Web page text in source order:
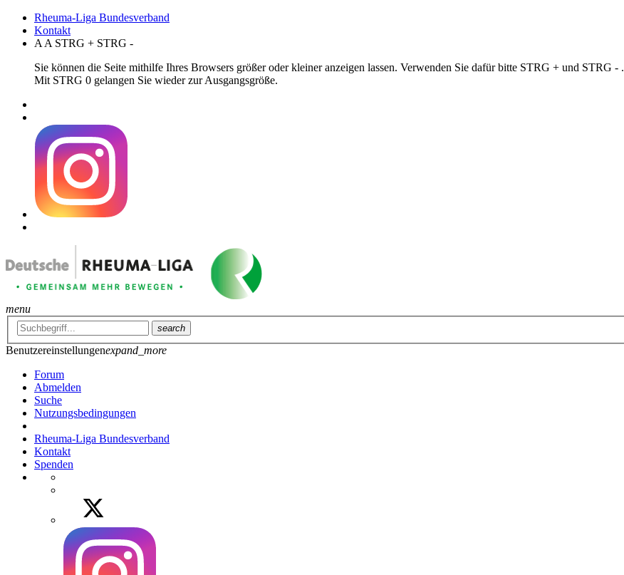
Rheuma-Liga Bundesverband
Kontakt
A A STRG + STRG -
Sie können die Seite mithilfe Ihres Browsers größer oder kleiner anzeigen lassen. Verwenden Sie dafür bitte STRG + und STRG - .
Mit STRG 0 gelangen Sie wieder zur Ausgangsgröße.
menu
search
Benutzereinstellungenexpand_more
Forum
Abmelden
Suche
Nutzungsbedingungen
Rheuma-Liga Bundesverband
Kontakt
Spenden